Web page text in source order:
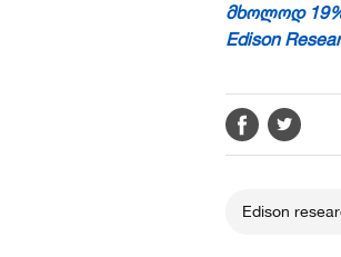
მხოლოდ
Edison
Edison